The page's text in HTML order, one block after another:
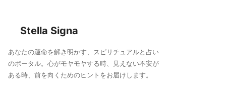
Stella Signa
あなたの運命を解き明かす、スピリチュアルと占い
のポータル。心がモヤモヤする時、見えない不安が
ある時、前を向くためのヒントをお届けします。